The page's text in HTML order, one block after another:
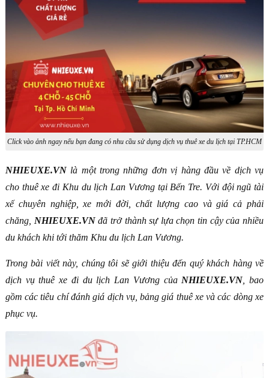
Click vào ảnh ngay nếu bạn đang có nhu cầu sử dụng dịch vụ thuê xe du lịch tại TP.HCM
NHIEUXE.VNlà một trong những đơn vị hàng đầu về dịch vụ
cho thuê xe đi Khu du lịch Lan Vương tại Bến Tre. Với đội ngũ tài
xế chuyên nghiệp, xe mới đời, chất lượng cao và giá cả phải
chăng, NHIEUXE.VNđã trở thành sự lựa chọn tin cậy của nhiều
du khách khi tới thăm Khu du lịch Lan Vương.
Trong bài viết này, chúng tôi sẽ giới thiệu đến quý khách hàng về
dịch vụ thuê xe đi du lịch Lan Vương của NHIEUXE.VN , bao
gồm các tiêu chí đánh giá dịch vụ, bảng giá thuê xe và các dòng xe
phục vụ.